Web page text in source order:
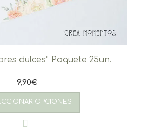
dulces” Paquete 25un.
9,90€
OPCIONES